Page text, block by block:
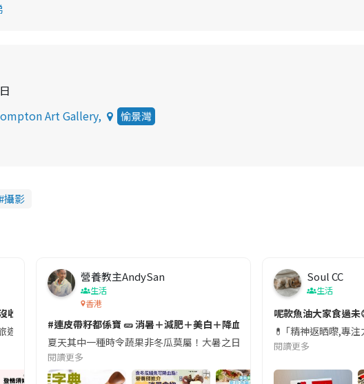
Art Gallery, 愉景灣
攝影
😱出發前切記檢查「1標示」🚨
遊的民眾，近期要特別留意隨身行李中的行動電源。一名旅客日前在機場安檢
營養教主AndySan
生活
香港
#連皮帶籽都係寶 🥒 消暑＋減肥＋美白＋降血脂
夏天其中一種時令蔬果非冬瓜莫屬！大暑之日，點都要飲碗冬瓜湯消暑
閱讀更多
Soul CC
生活
呢款魚油大家食過未
💊 ｢精神返晒嚟,專
閱讀更多